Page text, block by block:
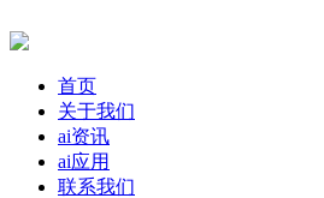
首页
关于我们
ai资讯
ai应用
联系我们